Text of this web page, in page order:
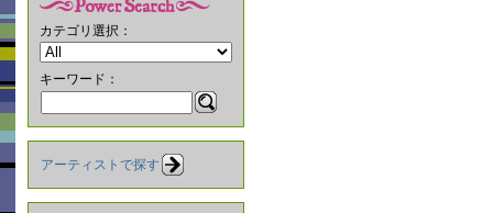
カテゴリ選択：
キーワード：
アーティストで探す